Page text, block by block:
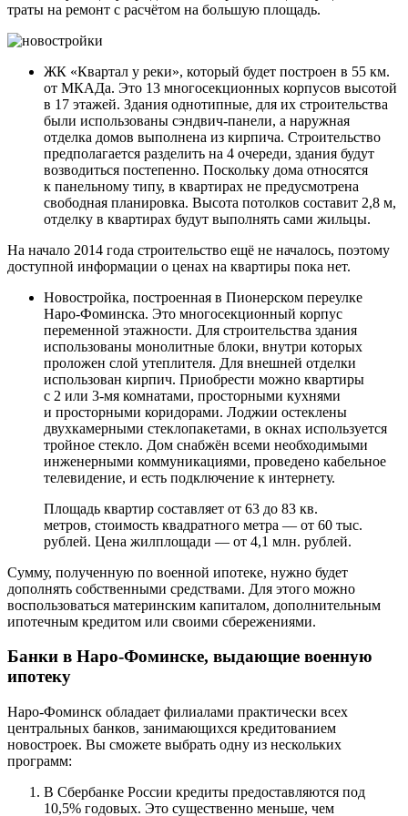
траты на ремонт с расчётом на большую площадь.
ЖК «Квартал у реки», который будет построен в 55 км.
от МКАДа. Это 13 многосекционных корпусов высотой
в 17 этажей. Здания однотипные, для их строительства
были использованы сэндвич-панели, а наружная
отделка домов выполнена из кирпича. Строительство
предполагается разделить на 4 очереди, здания будут
возводиться постепенно. Поскольку дома относятся
к панельному типу, в квартирах не предусмотрена
свободная планировка. Высота потолков составит 2,8 м,
отделку в квартирах будут выполнять сами жильцы.
На начало 2014 года строительство ещё не началось, поэтому
доступной информации о ценах на квартиры пока нет.
Новостройка, построенная в Пионерском переулке
Наро-Фоминска. Это многосекционный корпус
переменной этажности. Для строительства здания
использованы монолитные блоки, внутри которых
проложен слой утеплителя. Для внешней отделки
использован кирпич. Приобрести можно квартиры
с 2 или 3-мя комнатами, просторными кухнями
и просторными коридорами. Лоджии остеклены
двухкамерными стеклопакетами, в окнах используется
тройное стекло. Дом снабжён всеми необходимыми
инженерными коммуникациями, проведено кабельное
телевидение, и есть подключение к интернету.
Площадь квартир составляет от 63 до 83 кв.
метров, стоимость квадратного метра — от 60 тыс.
рублей. Цена жилплощади — от 4,1 млн. рублей.
Сумму, полученную по военной ипотеке, нужно будет
дополнять собственными средствами. Для этого можно
воспользоваться материнским капиталом, дополнительным
ипотечным кредитом или своими сбережениями.
Банки в Наро-Фоминске, выдающие военную
ипотеку
Наро-Фоминск обладает филиалами практически всех
центральных банков, занимающихся кредитованием
новостроек. Вы сможете выбрать одну из нескольких
программ:
В Сбербанке России кредиты предоставляются под
10,5% годовых. Это существенно меньше, чем